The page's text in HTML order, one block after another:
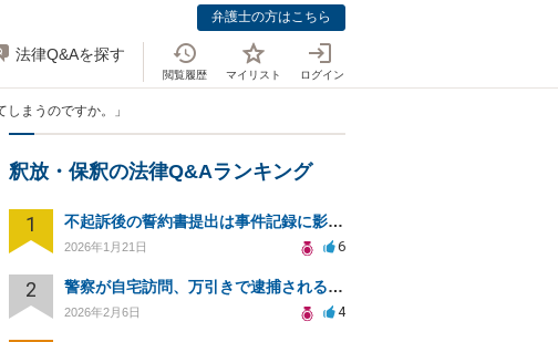
弁護士の方はこちら
法律Q&Aを探す
閲覧履歴 マイリスト ログイン
まうのですか。」
釈放・保釈の法律Q&Aランキング
1 不起訴後の誓約書提出は事件記録に影響するか？
2026年1月21日 6
2 警察が自宅訪問、万引きで逮捕される可能性は？
2026年2月6日 4